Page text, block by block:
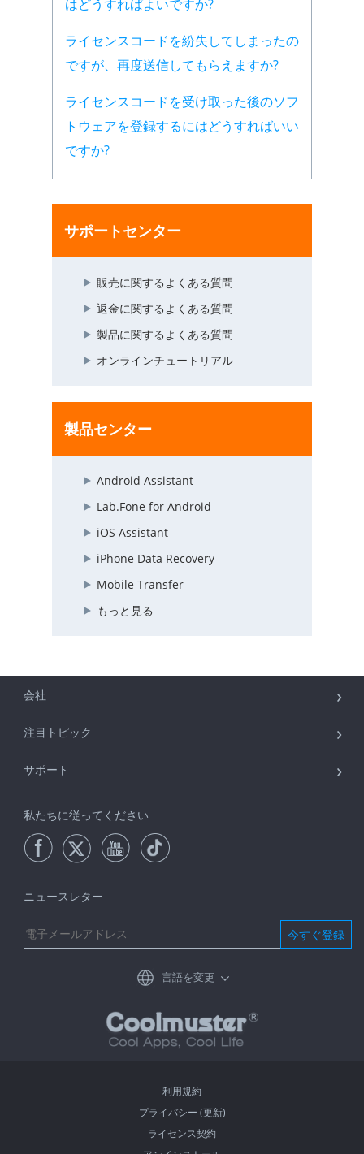
はどうすればよいですか?
ライセンスコードを紛失してしまったの
ですが、再度送信してもらえますか?
ライセンスコードを受け取った後のソフ
トウェアを登録するにはどうすればいい
ですか?
サポートセンター
販売に関するよくある質問
返金に関するよくある質問
製品に関するよくある質問
オンラインチュートリアル
製品センター
Android Assistant
Lab.Fone for Android
iOS Assistant
iPhone Data Recovery
Mobile Transfer
もっと見る
会社
注目トピック
サポート
私たちに従ってください
ニュースレター
今すぐ登録
言語を変更
利用規約
プライバシー (更新)
ライセンス契約